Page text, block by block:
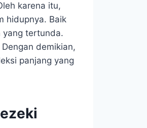
karena itu,
hidupnya. Baik
yang tertunda.
demikian,
panjang yang